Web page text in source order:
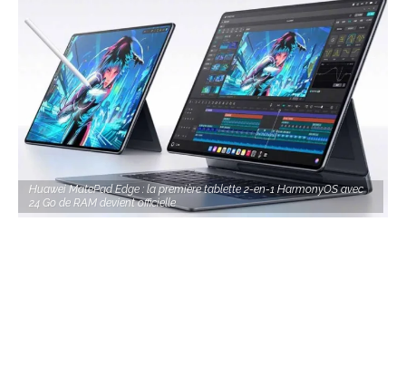
Huawei MatePad Edge : la première tablette 2-en-1 HarmonyOS avec
24 Go de RAM devient officielle